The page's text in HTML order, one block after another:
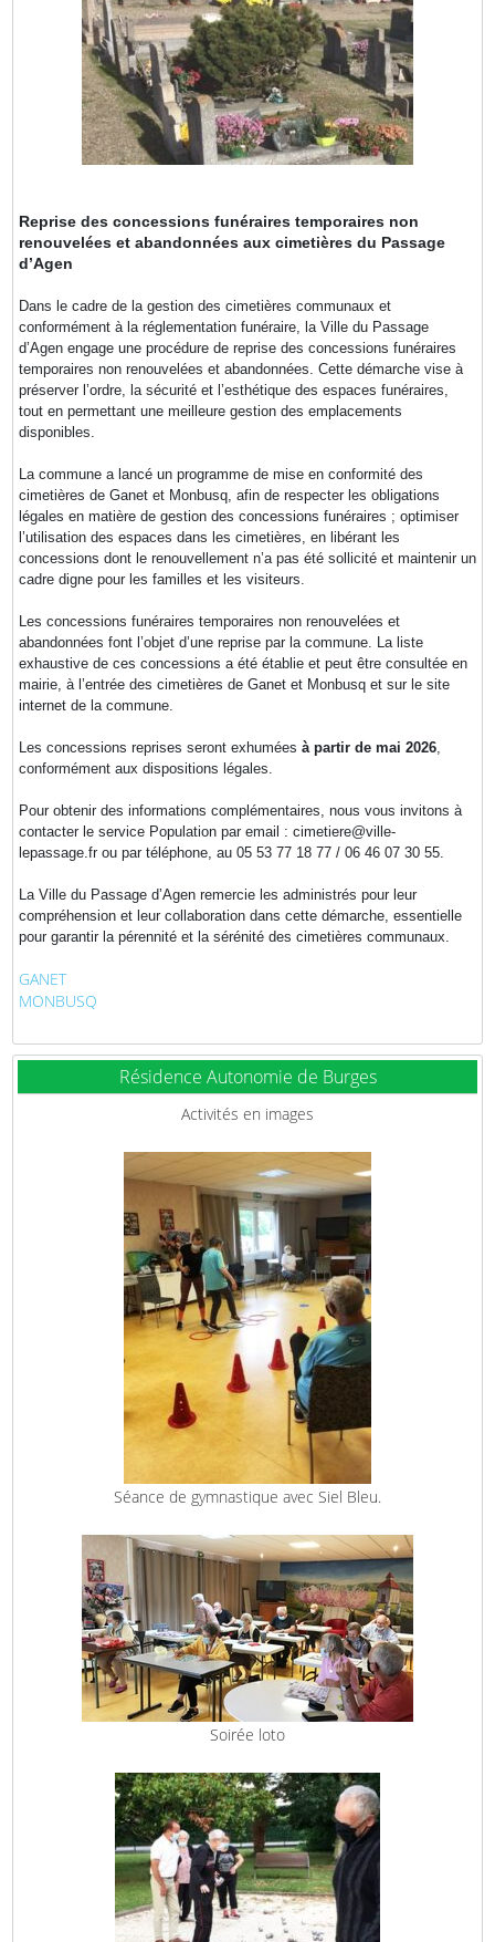
Reprise des concessions funéraires temporaires non
renouvelées et abandonnées aux cimetières du Passage
d’Agen
Dans le cadre de la gestion des cimetières communaux et
conformément à la réglementation funéraire, la Ville du Passage
d’Agen engage une procédure de reprise des concessions funéraires
temporaires non renouvelées et abandonnées. Cette démarche vise à
préserver l’ordre, la sécurité et l’esthétique des espaces funéraires,
tout en permettant une meilleure gestion des emplacements
disponibles.
La commune a lancé un programme de mise en conformité des
cimetières de Ganet et Monbusq, afin de respecter les obligations
légales en matière de gestion des concessions funéraires ; optimiser
l’utilisation des espaces dans les cimetières, en libérant les
concessions dont le renouvellement n’a pas été sollicité et maintenir un
cadre digne pour les familles et les visiteurs.
Les concessions funéraires temporaires non renouvelées et
abandonnées font l’objet d’une reprise par la commune. La liste
exhaustive de ces concessions a été établie et peut être consultée en
mairie, à l’entrée des cimetières de Ganet et Monbusq et sur le site
internet de la commune.
Les concessions reprises seront exhumées à partir de mai 2026
conformément aux dispositions légales.
Pour obtenir des informations complémentaires, nous vous invitons à
contacter le service Population par email : cimetiere@ville-
lepassage.fr ou par téléphone, au 05 53 77 18 77 / 06 46 07 30 55.
La Ville du Passage d’Agen remercie les administrés pour leur
compréhension et leur collaboration dans cette démarche, essentielle
pour garantir la pérennité et la sérénité des cimetières communaux.
GANET
MONBUSQ
Résidence Autonomie de Burges
Activités en images
Séance de gymnastique avec Siel Bleu.
Soirée loto